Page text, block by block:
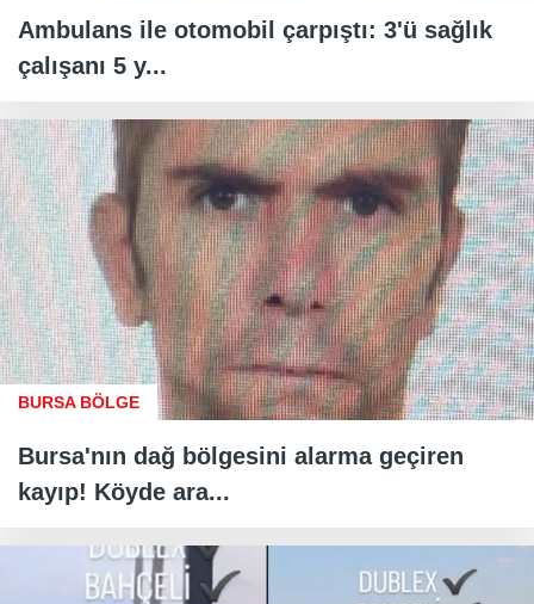
Ambulans ile otomobil çarpıştı: 3'ü sağlık
çalışanı 5 y...
BURSA BÖLGE
Bursa'nın dağ bölgesini alarma geçiren
kayıp! Köyde ara...